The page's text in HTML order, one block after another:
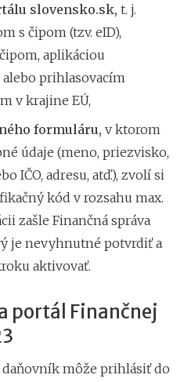
slovensko.sk, t. j.
s čipom (tzv. eID),
aplikáciou
prihlasovacím
v krajine EÚ,
formuláru, v ktorom
údaje (meno, priezvisko,
IČO, adresu, atď.), zvolí si
kód v rozsahu max.
zašle Finančná správa
je nevyhnutné potvrdiť a
aktivovať.
portál Finančnej
môže prihlásiť do